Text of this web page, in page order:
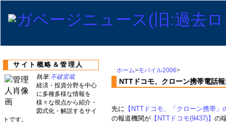
ホーム>モバイル2006>
NTTドコモ、クローン携帯電話
先に 【NTTドコモ、「クローン携帯
の報道機関が 【NTTドコモ(9437)】 の
サイト概略＆管理人
執筆:不破雷蔵
経済・投資分野を中心
に多種多様な情報を
様々な視点から紹介・
図式化・解説するサイ
トです。